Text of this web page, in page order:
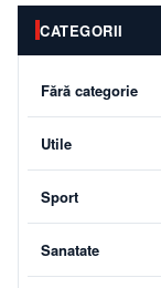
CATEGORII
Fără categorie
Utile
Sport
Sanatate